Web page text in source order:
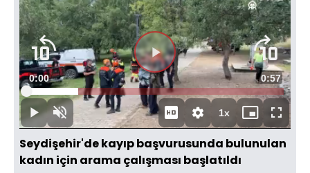
Videoyu
Oynat
OynatSesi
Aç
Süre
0:00 Toplam
Süre
0:57
Yüklendi:
20.11%
1xOynatma
Hızı
Mini
oynatıcı
Tam
Ekran
Seydişehir'de kayıp başvurusunda bulunulan
kadın için arama çalışması başlatıldı